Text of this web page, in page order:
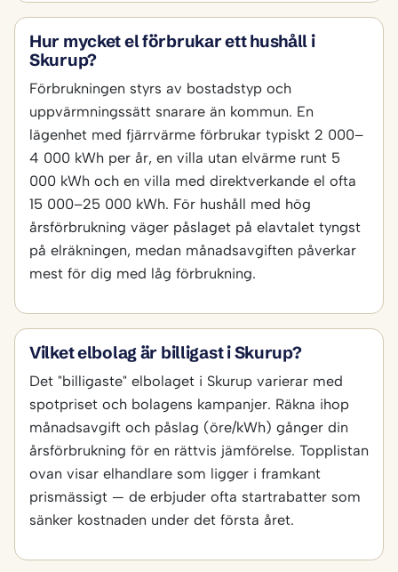
Hur mycket el förbrukar ett hushåll i
Skurup?
Förbrukningen styrs av bostadstyp och
uppvärmningssätt snarare än kommun. En
lägenhet med fjärrvärme förbrukar typiskt 2 000–
4 000 kWh per år, en villa utan elvärme runt 5
000 kWh och en villa med direktverkande el ofta
15 000–25 000 kWh. För hushåll med hög
årsförbrukning väger påslaget på elavtalet tyngst
på elräkningen, medan månadsavgiften påverkar
mest för dig med låg förbrukning.
Vilket elbolag är billigast i Skurup?
Det "billigaste" elbolaget i Skurup varierar med
spotpriset och bolagens kampanjer. Räkna ihop
månadsavgift och påslag (öre/kWh) gånger din
årsförbrukning för en rättvis jämförelse. Topplistan
ovan visar elhandlare som ligger i framkant
prismässigt — de erbjuder ofta startrabatter som
sänker kostnaden under det första året.